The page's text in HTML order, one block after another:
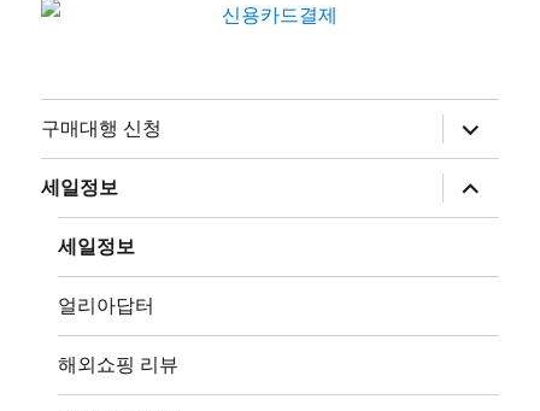
구매대행 신청
하
위
메
뉴
확
장
세일정보
하
위
메
장
세일정보
얼리아답터
해외쇼핑 리뷰